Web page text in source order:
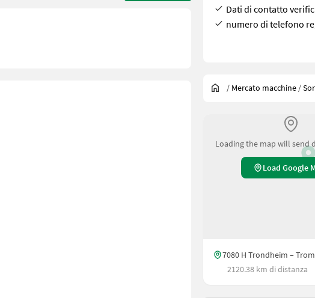
Dati di contatto
numero di telefono
/ Mercato macchine /
Loading the map will send
Load Google
7080 H Trondheim –
2120.38 km di distanza